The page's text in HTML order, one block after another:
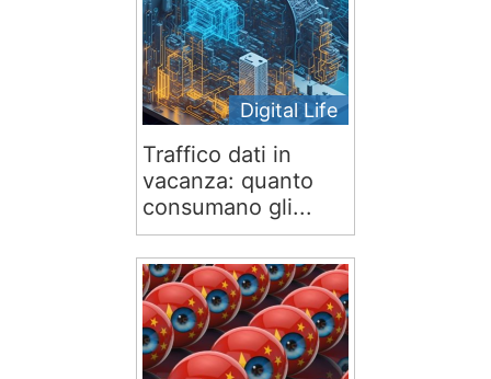
Digital Life
Traffico dati in
vacanza: quanto
consumano gli...